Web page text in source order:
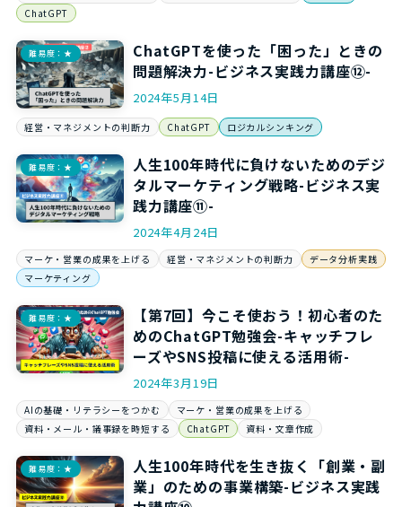
ChatGPT
難易度：★
ChatGPTを使った「困った」ときの
問題解決力-ビジネス実践力講座⑫-
2024年5月14日
経営・マネジメントの判断力 ChatGPT ロジカルシンキング
難易度：★
人生100年時代に負けないためのデジ
タルマーケティング戦略-ビジネス実
践力講座⑪-
2024年4月24日
マーケ・営業の成果を上げる 経営・マネジメントの判断力
データ分析実践
マーケティング
難易度：★
【第7回】今こそ使おう！初心者のた
めのChatGPT勉強会-キャッチフレ
ーズやSNS投稿に使える活用術-
2024年3月19日
AIの基礎・リテラシーをつかむ
マーケ・営業の成果を上げる
資料・メール・議事録を時短する
ChatGPT 資料・文章作成
難易度：★
人生100年時代を生き抜く「創業・副
業」のための事業構築-ビジネス実践